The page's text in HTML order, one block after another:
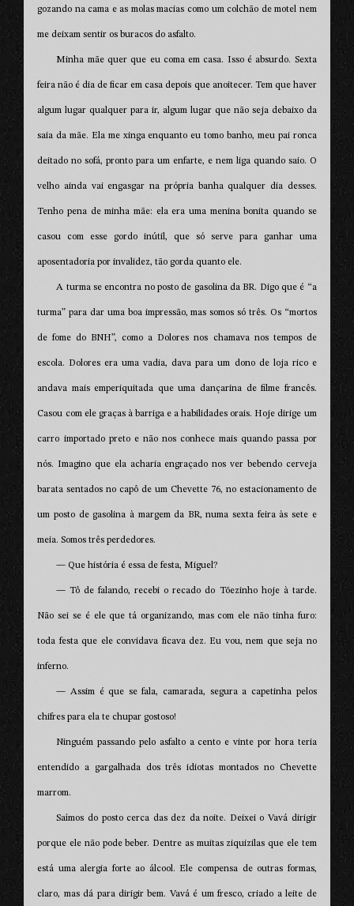
gozando na cama e as molas macias como um colchão de motel nem
me deixam sentir os buracos do asfalto.
Minha mãe quer que eu coma em casa. Isso é absurdo. Sexta
feira não é dia de ficar em casa depois que anoitecer. Tem que haver
algum lugar qualquer para ir, algum lugar que não seja debaixo da
saia da mãe. Ela me xinga enquanto eu tomo banho, meu pai ronca
deitado no sofá, pronto para um enfarte, e nem liga quando saio. O
velho ainda vai engasgar na própria banha qualquer dia desses.
Tenho pena de minha mãe: ela era uma menina bonita quando se
casou com esse gordo inútil, que só serve para ganhar uma
aposentadoria por invalidez, tão gorda quanto ele.
A turma se encontra no posto de gasolina da BR. Digo que é “a
turma” para dar uma boa impressão, mas somos só três. Os “mortos
de fome do BNH”, como a Dolores nos chamava nos tempos de
escola. Dolores era uma vadia, dava para um dono de loja rico e
andava mais emperiquitada que uma dançarina de filme francês.
Casou com ele graças à barriga e a habilidades orais. Hoje dirige um
carro importado preto e não nos conhece mais quando passa por
nós. Imagino que ela acharia engraçado nos ver bebendo cerveja
barata sentados no capô de um Chevette 76, no estacionamento de
um posto de gasolina à margem da BR, numa sexta feira às sete e
meia. Somos três perdedores.
— Que história é essa de festa, Miguel?
— Tô de falando, recebi o recado do Tõezinho hoje à tarde.
Não sei se é ele que tá organizando, mas com ele não tinha furo:
toda festa que ele convidava ficava dez. Eu vou, nem que seja no
inferno.
— Assim é que se fala, camarada, segura a capetinha pelos
chifres para ela te chupar gostoso!
Ninguém passando pelo asfalto a cento e vinte por hora teria
entendido a gargalhada dos três idiotas montados no Chevette
marrom.
Saímos do posto cerca das dez da noite. Deixei o Vavá dirigir
porque ele não pode beber. Dentre as muitas ziquizilas que ele tem
está uma alergia forte ao álcool. Ele compensa de outras formas,
claro, mas dá para dirigir bem. Vavá é um fresco, criado a leite de